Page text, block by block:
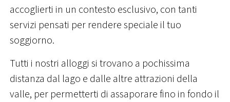
accoglierti in un contesto esclusivo, con tanti
servizi pensati per rendere speciale il tuo
soggiorno.
Tutti i nostri alloggi si trovano a pochissima
distanza dal lago e dalle altre attrazioni della
valle, per permetterti di assaporare fino in fondo il